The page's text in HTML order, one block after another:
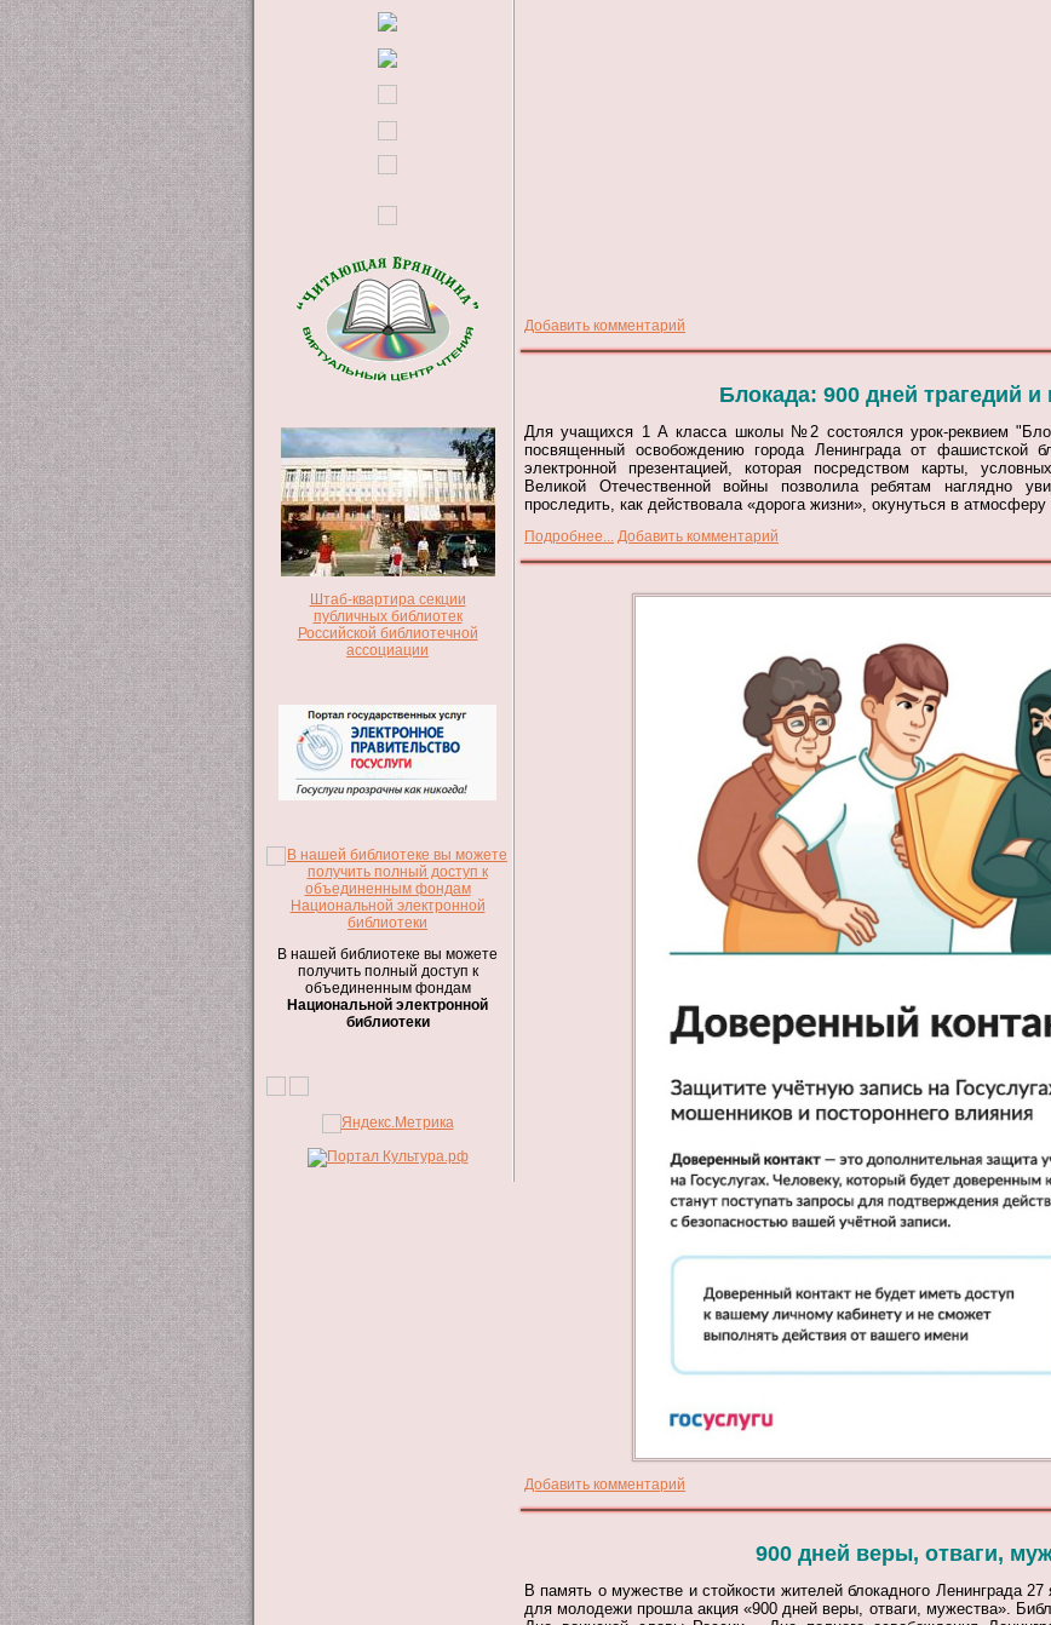
Штаб-квартира секции
публичных библиотек
Российской библиотечной
ассоциации
В нашей библиотеке вы можете
получить полный доступ к
объединенным фондам
Национальной электронной
библиотеки
Добавить комментарий
Блокада: 900 дней трагедий и
Для учащихся 1 А класса школы №2 состоялся урок-реквием
посвященный освобождению города Ленинграда от фашистской
электронной презентацией, которая посредством карты,
Великой Отечественной войны позволила ребятам наглядно
проследить, как действовала «дорога жизни», окунуться в атмосферу
Подробнее... Добавить комментарий
Добавить комментарий
900 дней веры, отваги,
В память о мужестве и стойкости жителей блокадного Ленинграда
для молодежи прошла акция «900 дней веры, отваги, мужества».